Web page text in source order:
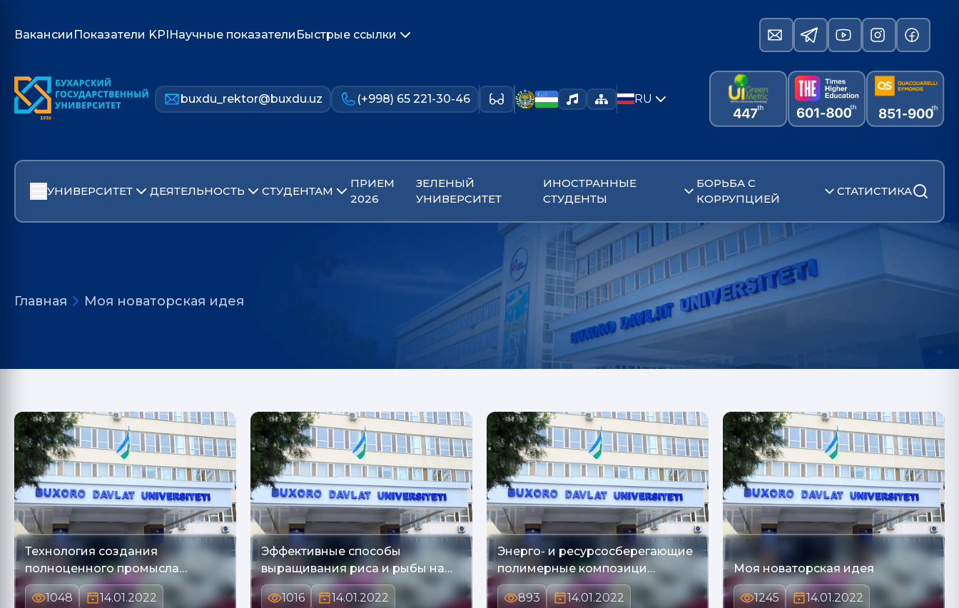
Вакансии Показатели KPIНаучные показатели Быстрые ссылки
buxdu_rektor@buxdu.uz (+998) 65 221-30-46 RU
УНИВЕРСИТЕТ ДЕЯТЕЛЬНОСТЬ СТУДЕНТАМ
ПРИЕМ
2026
ЗЕЛЕНЫЙ
УНИВЕРСИТЕТ
ИНОСТРАННЫЕ
СТУДЕНТЫ
БОРЬБА С
КОРРУПЦИЕЙ
СТАТИСТИКА
Главная Моя новаторская идея
Технология создания
полноценного промысла
«Гиждув…
1048
14.01.2022
Эффективные способы
выращивания риса и рыбы на
за…
1016
14.01.2022
Энерго- и ресурсосберегающие
полимерные композици…
893 14.01.2022
Моя новаторская идея
1245 14.01.2022